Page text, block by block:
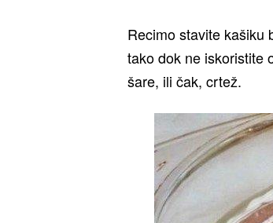
Recimo stavite kašiku
tako dok ne iskoristite
šare, ili čak, crtež.